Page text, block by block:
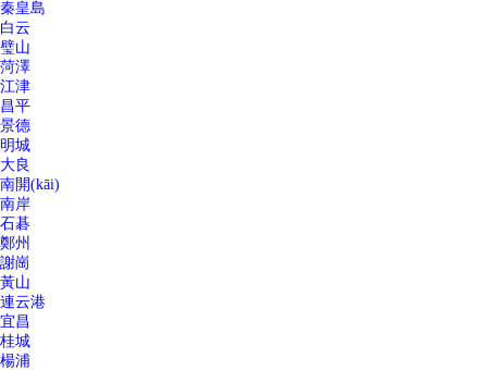
秦皇島
白云
璧山
菏澤
江津
昌平
景德
明城
大良
南開(kāi)
南岸
石碁
鄭州
謝崗
黃山
連云港
宜昌
桂城
楊浦